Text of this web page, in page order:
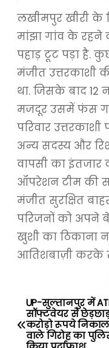
लखीमपुर खीरी के
मांझा गांव के रहने
पहाड़ टूट पड़ा है.
मंजीत उत्तरकाशी
था. जिसके बाद
मजदूर उसमें फंस
परिवार
अन्य सदस्य और
वापसी का
ऑपरेशन टीम की
मंजीत सुरक्षित
परिजनों को अपने
खुशी का ठिकाना
आतिशबाज़ी करके
P
o
UP-सुल्तानपुर में
सॉफ्टवेयर से
करोड़ो रूपये
वाले गिरोह का